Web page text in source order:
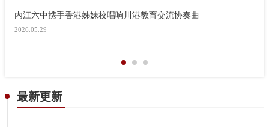
膳食家委会进校园，共筑校园食安防线
2025.12.17
最新更新